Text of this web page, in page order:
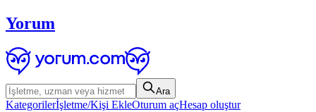
Yorum
Ara
Kategorilerİşletme/Kişi EkleOturum açHesap oluştur